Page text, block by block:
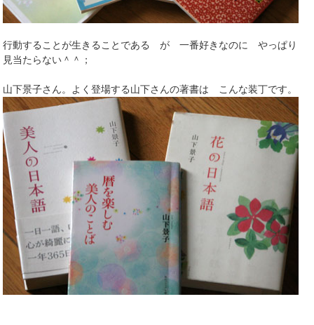
行動することが生きることである が 一番好きなのに やっぱり
見当たらない＾＾；
山下景子さん。よく登場する山下さんの著書は こんな装丁です。